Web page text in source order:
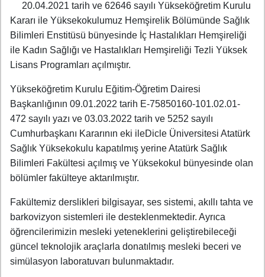
20.04.2021 tarih ve 62646 sayılı Yükseköğretim Kurulu
Kararı ile Yüksekokulumuz Hemşirelik Bölümünde Sağlık
Bilimleri Enstitüsü bünyesinde İç Hastalıkları Hemşireliği
ile Kadın Sağlığı ve Hastalıkları Hemşireliği Tezli Yüksek
Lisans Programları açılmıştır.
Yükseköğretim Kurulu Eğitim-Öğretim Dairesi
Başkanlığının 09.01.2022 tarih E-75850160-101.02.01-
472 sayılı yazı ve 03.03.2022 tarih ve 5252 sayılı
Cumhurbaşkanı Kararının eki ileDicle Üniversitesi Atatürk
Sağlık Yüksekokulu kapatılmış yerine Atatürk Sağlık
Bilimleri Fakültesi açılmış ve Yüksekokul bünyesinde olan
bölümler fakülteye aktarılmıştır.
Fakültemiz derslikleri bilgisayar, ses sistemi, akıllı tahta ve
barkovizyon sistemleri ile desteklenmektedir. Ayrıca
öğrencilerimizin mesleki yeteneklerini geliştirebileceği
güncel teknolojik araçlarla donatılmış mesleki beceri ve
simülasyon laboratuvarı bulunmaktadır.